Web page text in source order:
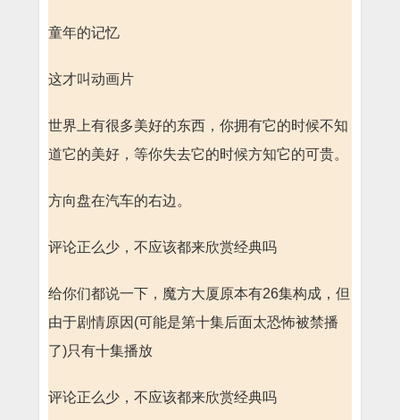
童年的记忆
这才叫动画片
世界上有很多美好的东西，你拥有它的时候不知
道它的美好，等你失去它的时候方知它的可贵。
方向盘在汽车的右边。
评论正么少，不应该都来欣赏经典吗
给你们都说一下，魔方大厦原本有26集构成，但
由于剧情原因(可能是第十集后面太恐怖被禁播
了)只有十集播放
评论正么少，不应该都来欣赏经典吗